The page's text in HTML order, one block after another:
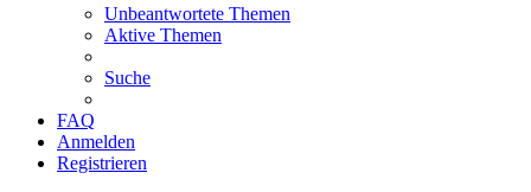
Unbeantwortete Themen
Aktive Themen
Suche
FAQ
Anmelden
Registrieren